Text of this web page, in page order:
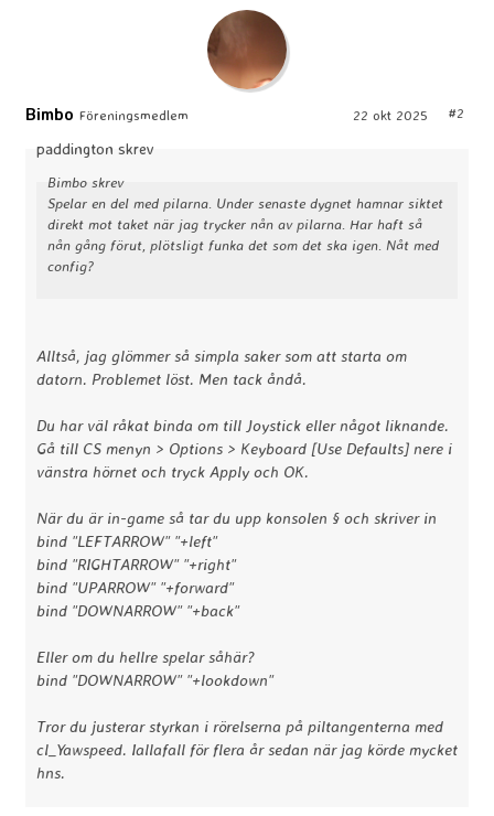
Bimbo Föreningsmedlem 22 okt 2025 #2
paddington skrev
Bimbo skrev
Spelar en del med pilarna. Under senaste dygnet hamnar siktet
direkt mot taket när jag trycker nån av pilarna. Har haft så
nån gång förut, plötsligt funka det som det ska igen. Nåt med
config?
Alltså, jag glömmer så simpla saker som att starta om
datorn. Problemet löst. Men tack åndå.
Du har väl råkat binda om till Joystick eller något liknande.
Gå till CS menyn > Options > Keyboard [Use Defaults] nere i
vänstra hörnet och tryck Apply och OK.
När du är in-game så tar du upp konsolen § och skriver in
bind "LEFTARROW" "+left"
bind "RIGHTARROW" "+right"
bind "UPARROW" "+forward"
bind "DOWNARROW" "+back"
Eller om du hellre spelar såhär?
bind "DOWNARROW" "+lookdown"
Tror du justerar styrkan i rörelserna på piltangenterna med
cl_Yawspeed. Iallafall för flera år sedan när jag körde mycket
hns.